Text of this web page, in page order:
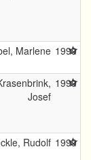
Marlene 1999
Josef
1999
Rudolf 1999